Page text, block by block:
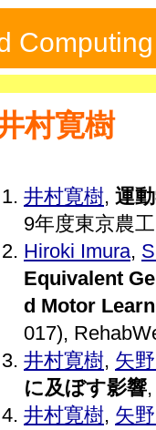
村寛樹
井村寛樹, 運
9年度東京農
Hiroki Imura,
Equivalent
d Motor
017),
井村寛樹, 矢
に及ぼす影響
井村寛樹, 矢